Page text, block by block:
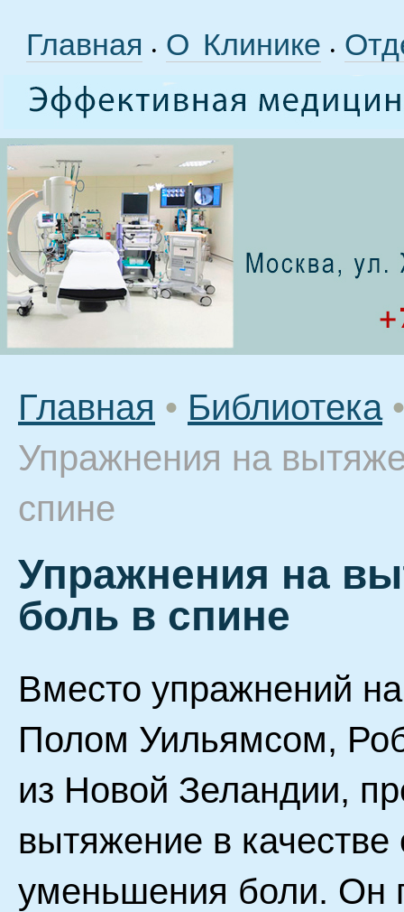
Главная • О Клинике •
Главная • Библиотека •
Упражнения на
спине
Упражнения на
боль в спине
Вместо упражнений
Полом Уильямсом,
из Новой Зеландии,
вытяжение в качестве
уменьшения боли. Он